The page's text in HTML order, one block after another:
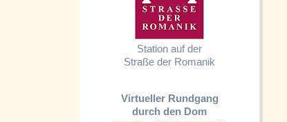
Station auf der
Straße der Romanik
Virtueller Rundgang
durch den Dom